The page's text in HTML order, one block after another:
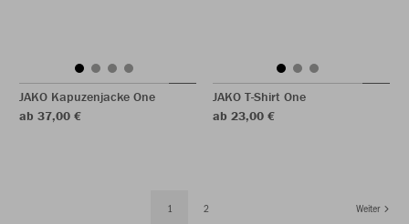
JAKO Kapuzenjacke One
ab 37,00 €
JAKO T-Shirt One
ab 23,00 €
1 2 Weiter